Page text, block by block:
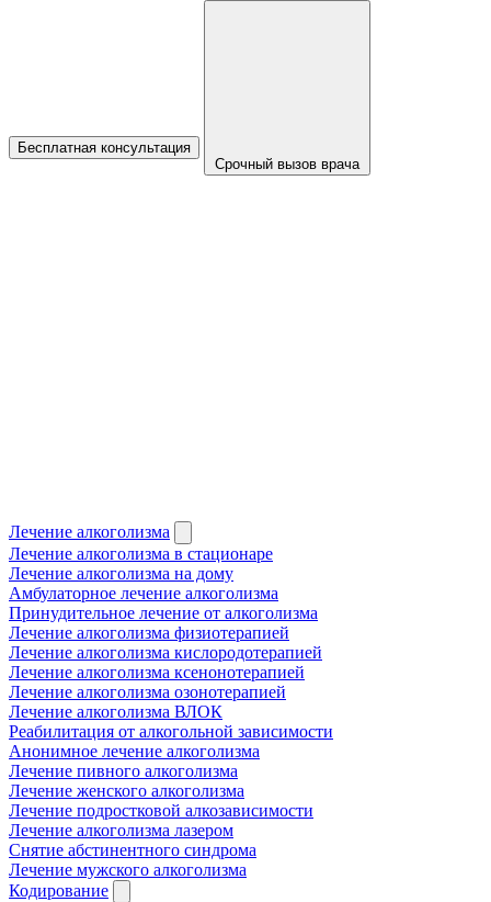
Бесплатная консультация
Срочный вызов врача
Лечение алкоголизма
Лечение алкоголизма в стационаре
Лечение алкоголизма на дому
Амбулаторное лечение алкоголизма
Принудительное лечение от алкоголизма
Лечение алкоголизма физиотерапией
Лечение алкоголизма кислородотерапией
Лечение алкоголизма ксенонотерапией
Лечение алкоголизма озонотерапией
Лечение алкоголизма ВЛОК
Реабилитация от алкогольной зависимости
Анонимное лечение алкоголизма
Лечение пивного алкоголизма
Лечение женского алкоголизма
Лечение подростковой алкозависимости
Лечение алкоголизма лазером
Снятие абстинентного синдрома
Лечение мужского алкоголизма
Кодирование